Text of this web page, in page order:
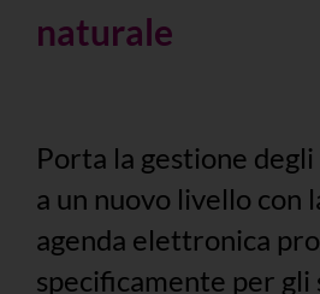
naturale
Porta la gestione
a un nuovo livello con
agenda elettronica
specificamente per gli